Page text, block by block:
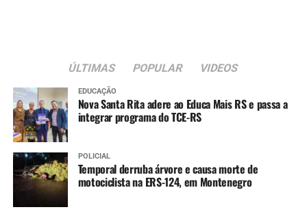
ÚLTIMAS POPULAR VIDEOS
EDUCAÇÃO
Nova Santa Rita adere ao Educa Mais RS e passa a
integrar programa do TCE-RS
POLICIAL
Temporal derruba árvore e causa morte de
motociclista na ERS-124, em Montenegro